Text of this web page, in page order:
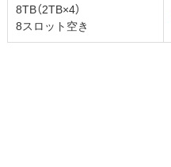
8TB（2TB×4）
8スロット空き